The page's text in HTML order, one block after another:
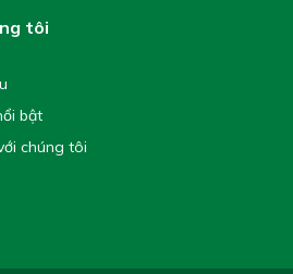
tôi
bật
chúng tôi